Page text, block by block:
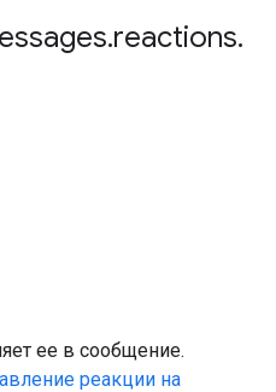
.reactions.
ее в сообщение.
реакции на